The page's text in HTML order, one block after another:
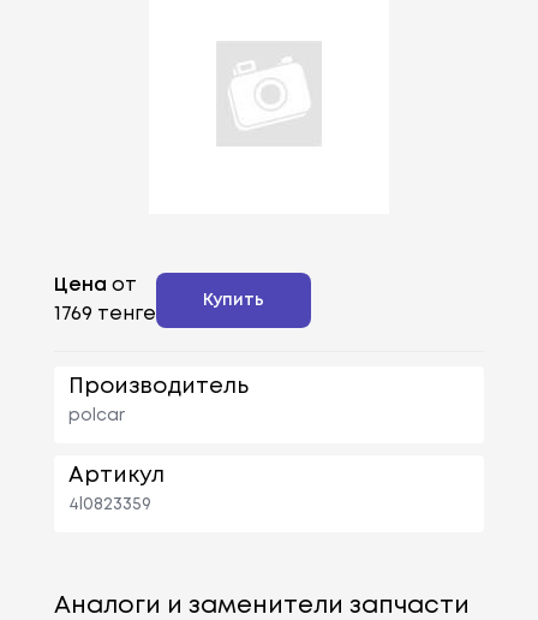
Цена от
1769 тенге
Купить
Производитель
polcar
Артикул
4l0823359
Аналоги и заменители запчасти